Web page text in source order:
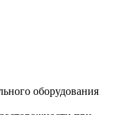
оборудования